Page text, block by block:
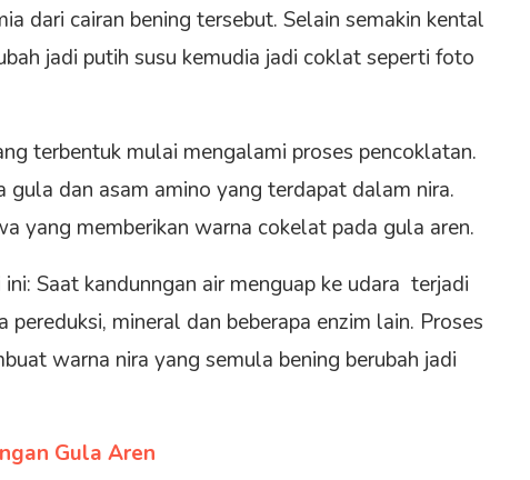
dari cairan bening tersebut. Selain semakin kental
jadi putih susu kemudia jadi coklat seperti foto
terbentuk mulai mengalami proses pencoklatan.
dan asam amino yang terdapat dalam nira.
yang memberikan warna cokelat pada gula aren.
Saat kandunngan air menguap ke udara terjadi
mineral dan beberapa enzim lain. Proses
warna nira yang semula bening berubah jadi
Gula Aren